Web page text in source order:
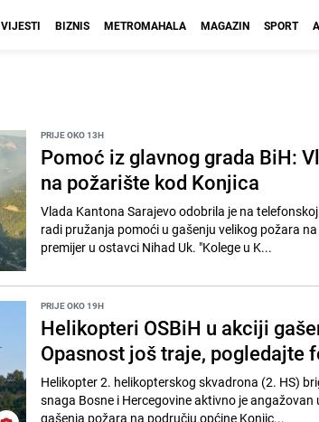
VIJESTI BIZNIS METROMAHALA MAGAZIN SPORT
PRIJE OKO 13H
Pomoć iz glavnog grada BiH:
na požarište kod Konjica
Vlada Kantona Sarajevo odobrila je na
radi pružanja pomoći u gašenju velikog požara
premijer u ostavci Nihad Uk. "Kolege u K...
PRIJE OKO 19H
Helikopteri OSBiH u akciji
Opasnost još traje, pogledajte
Helikopter 2. helikopterskog skvadrona (2. HS)
snaga Bosne i Hercegovine aktivno je
gašenja požara na području općine Konjic...